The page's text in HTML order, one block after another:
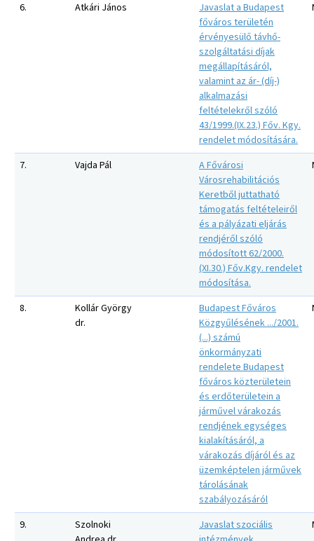
6. Atkári János
Javaslat a Budapest
főváros területén
érvényesülő távhő-
szolgáltatási díjak
megállapításáról,
valamint az ár- (díj-)
alkalmazási
feltételekről szóló
43/1999.(IX.23.) Főv. Kgy.
rendelet módosítására.
7. Vajda Pál
A Fővárosi
Városrehabilitációs
Keretből juttatható
támogatás feltételeiről
és a pályázati eljárás
rendjéről szóló
módosított 62/2000.
(XI.30.) Főv.Kgy. rendelet
módosítása.
8.
Kollár György
dr.
Budapest Főváros
Közgyűlésének .../2001.
(...) számú
önkormányzati
rendelete Budapest
főváros közterületein
és erdőterületein a
járművel várakozás
rendjének egységes
kialakításáról, a
várakozás díjáról és az
üzemképtelen járművek
tárolásának
szabályozásáról
9.
Szolnoki
Javaslat szociális